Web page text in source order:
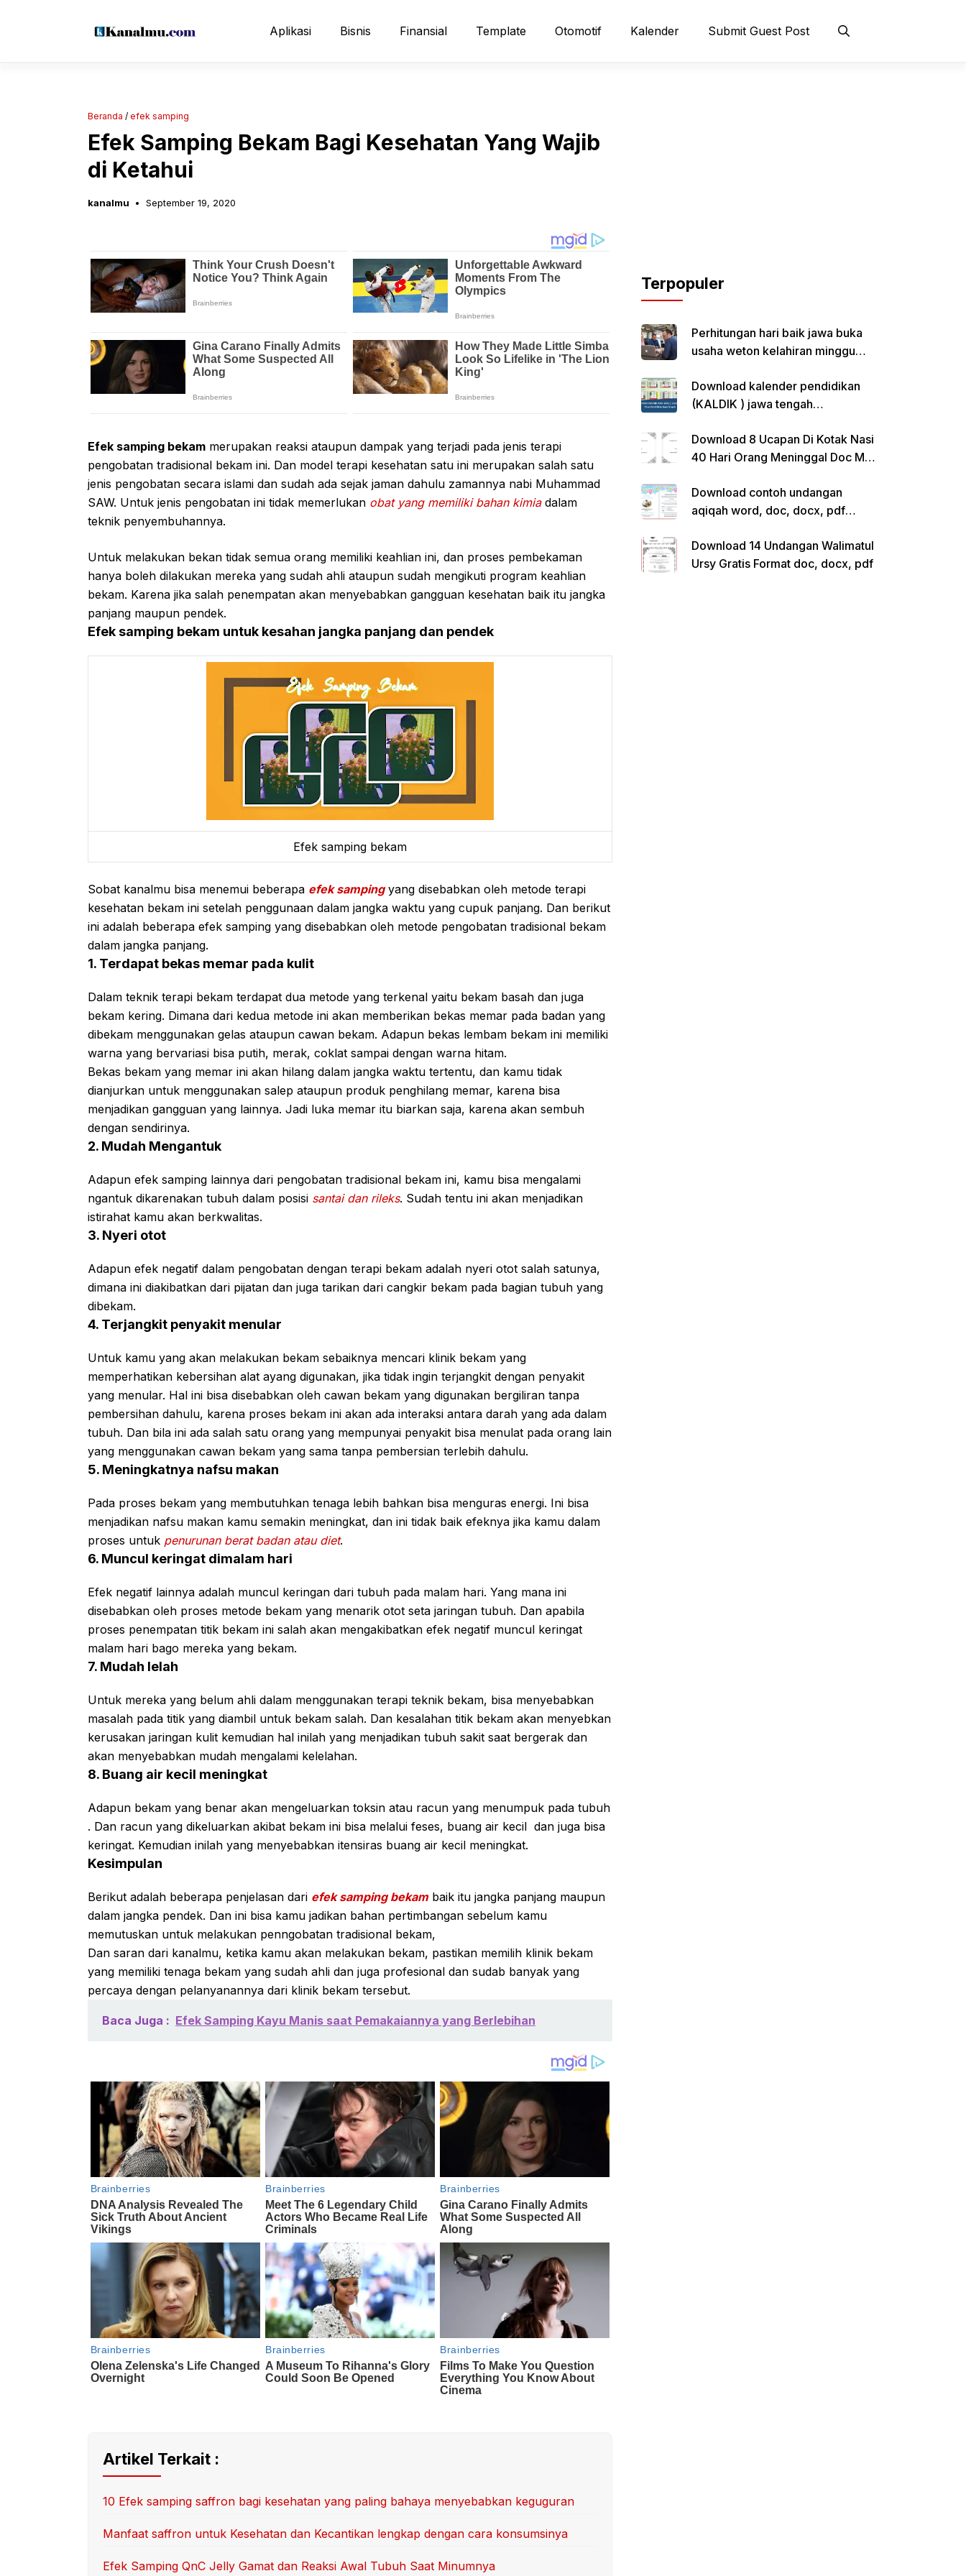
Aplikasi Bisnis Finansial Template Otomotif Kalender Submit Guest Post
Beranda / efek samping
Efek Samping Bekam Bagi Kesehatan Yang Wajib
di Ketahui
kanalmu September 19, 2020
Efek samping bekam merupakan reaksi ataupun dampak yang terjadi pada jenis terapi
pengobatan tradisional bekam ini. Dan model terapi kesehatan satu ini merupakan salah satu
jenis pengobatan secara islami dan sudah ada sejak jaman dahulu zamannya nabi Muhammad
SAW. Untuk jenis pengobatan ini tidak memerlukan obat yang memiliki bahan kimiadalam
teknik penyembuhannya.
Untuk melakukan bekan tidak semua orang memiliki keahlian ini, dan proses pembekaman
hanya boleh dilakukan mereka yang sudah ahli ataupun sudah mengikuti program keahlian
bekam. Karena jika salah penempatan akan menyebabkan gangguan kesehatan baik itu jangka
panjang maupun pendek.
Efek samping bekam untuk kesahan jangka panjang dan pendek
Efek samping bekam
Sobat kanalmu bisa menemui beberapa efek sampingyang disebabkan oleh metode terapi
kesehatan bekam ini setelah penggunaan dalam jangka waktu yang cupuk panjang. Dan berikut
ini adalah beberapa efek samping yang disebabkan oleh metode pengobatan tradisional bekam
dalam jangka panjang.
1. Terdapat bekas memar pada kulit
Dalam teknik terapi bekam terdapat dua metode yang terkenal yaitu bekam basah dan juga
bekam kering. Dimana dari kedua metode ini akan memberikan bekas memar pada badan yang
dibekam menggunakan gelas ataupun cawan bekam. Adapun bekas lembam bekam ini memiliki
warna yang bervariasi bisa putih, merak, coklat sampai dengan warna hitam.
Bekas bekam yang memar ini akan hilang dalam jangka waktu tertentu, dan kamu tidak
dianjurkan untuk menggunakan salep ataupun produk penghilang memar, karena bisa
menjadikan gangguan yang lainnya. Jadi luka memar itu biarkan saja, karena akan sembuh
dengan sendirinya.
2. Mudah Mengantuk
Adapun efek samping lainnya dari pengobatan tradisional bekam ini, kamu bisa mengalami
ngantuk dikarenakan tubuh dalam posisi santai dan rileks. Sudah tentu ini akan menjadikan
istirahat kamu akan berkwalitas.
3. Nyeri otot
Adapun efek negatif dalam pengobatan dengan terapi bekam adalah nyeri otot salah satunya,
dimana ini diakibatkan dari pijatan dan juga tarikan dari cangkir bekam pada bagian tubuh yang
dibekam.
4. Terjangkit penyakit menular
Untuk kamu yang akan melakukan bekam sebaiknya mencari klinik bekam yang
memperhatikan kebersihan alat ayang digunakan, jika tidak ingin terjangkit dengan penyakit
yang menular. Hal ini bisa disebabkan oleh cawan bekam yang digunakan bergiliran tanpa
pembersihan dahulu, karena proses bekam ini akan ada interaksi antara darah yang ada dalam
tubuh. Dan bila ini ada salah satu orang yang mempunyai penyakit bisa menulat pada orang lain
yang menggunakan cawan bekam yang sama tanpa pembersian terlebih dahulu.
5. Meningkatnya nafsu makan
Pada proses bekam yang membutuhkan tenaga lebih bahkan bisa menguras energi. Ini bisa
menjadikan nafsu makan kamu semakin meningkat, dan ini tidak baik efeknya jika kamu dalam
proses untuk penurunan berat badan atau diet.
6. Muncul keringat dimalam hari
Efek negatif lainnya adalah muncul keringan dari tubuh pada malam hari. Yang mana ini
disebabkan oleh proses metode bekam yang menarik otot seta jaringan tubuh. Dan apabila
proses penempatan titik bekam ini salah akan mengakibatkan efek negatif muncul keringat
malam hari bago mereka yang bekam.
7. Mudah lelah
Untuk mereka yang belum ahli dalam menggunakan terapi teknik bekam, bisa menyebabkan
masalah pada titik yang diambil untuk bekam salah. Dan kesalahan titik bekam akan menyebkan
kerusakan jaringan kulit kemudian hal inilah yang menjadikan tubuh sakit saat bergerak dan
akan menyebabkan mudah mengalami kelelahan.
8. Buang air kecil meningkat
Adapun bekam yang benar akan mengeluarkan toksin atau racun yang menumpuk pada tubuh
. Dan racun yang dikeluarkan akibat bekam ini bisa melalui feses, buang air kecil dan juga bisa
keringat. Kemudian inilah yang menyebabkan itensiras buang air kecil meningkat.
Kesimpulan
Berikut adalah beberapa penjelasan dari efek samping bekambaik itu jangka panjang maupun
dalam jangka pendek. Dan ini bisa kamu jadikan bahan pertimbangan sebelum kamu
memutuskan untuk melakukan penngobatan tradisional bekam,
Dan saran dari kanalmu, ketika kamu akan melakukan bekam, pastikan memilih klinik bekam
yang memiliki tenaga bekam yang sudah ahli dan juga profesional dan sudab banyak yang
percaya dengan pelanyanannya dari klinik bekam tersebut.
Baca Juga : Efek Samping Kayu Manis saat Pemakaiannya yang Berlebihan
Artikel Terkait :
10 Efek samping saffron bagi kesehatan yang paling bahaya menyebabkan keguguran
Manfaat saffron untuk Kesehatan dan Kecantikan lengkap dengan cara konsumsinya
Efek Samping QnC Jelly Gamat dan Reaksi Awal Tubuh Saat Minumnya
Terpopuler
Perhitungan hari baik jawa buka
usaha weton kelahiran minggu
Download kalender pendidikan
(KALDIK ) jawa tengah
Download 8 Ucapan Di Kotak Nasi
40 Hari Orang Meninggal Doc Ms.
Download contoh undangan
aqiqah word, doc, docx, pdf
Download 14 Undangan Walimatul
Ursy Gratis Format doc, docx, pdf